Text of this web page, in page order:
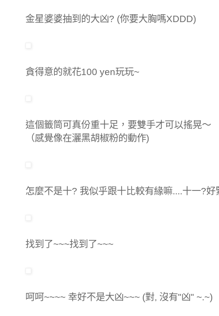
金星婆婆抽到的大凶? (你要大胸嗎XDDD)
貪得意的就花100 yen玩玩~
這個籤筒可真份重十足，要雙手才可以搖晃～
（感覺像在灑黑胡椒粉的動作)
怎麼不是十? 我似乎跟十比較有緣嘛....十一?好
找到了~~~找到了~~~
呵呵~~~~ 幸好不是大凶~~~ (對, 沒有"凶" ~.~)